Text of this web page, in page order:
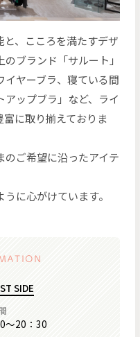
、こころを満たすデザ
ブランド「サルート」
ヤーブラ、寝ている間
ップブラ」など、ライ
に取り揃えておりま
のご希望に沿ったアイテ
に心がけています。
SIDE
～20：30